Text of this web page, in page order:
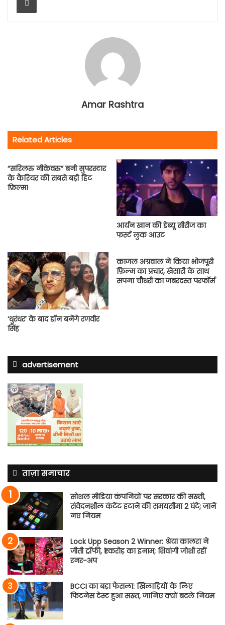
Amar Rashtra
Related Articles
“सरिलरु नीकेवरु” बनी सुपरस्टार
के कैरियर की सबसे बड़ी हिट
फ़िल्म!
आर्यन खान की डेब्यू सीरीज का
फर्स्ट लुक आउट
‘धुरंधर’ के बाद डॉन बनेंगे रणवीर
सिंह
काजल अग्रवाल ने किया भोजपूरी
फ़िल्म का प्रचार, खेसारी के साथ
सपना चौधरी का जबरदस्त परफॉर्म
advertisement
ताज़ा समाचार
सोशल मीडिया कंपनियों पर सरकार की सख्ती,
संवेदनशील कंटेंट हटाने की समयसीमा 2 घंटे; जानें
नए नियम
Lock Upp Season 2 Winner: श्रेया कालरा ने
जीती ट्रॉफी, ₹1 करोड़ का इनाम; शिवांगी जोशी रहीं
रनर-अप
BCCI का बड़ा फैसला: खिलाड़ियों के लिए
फिटनेस टेस्ट हुआ सख्त, जानिए क्यों बदले नियम